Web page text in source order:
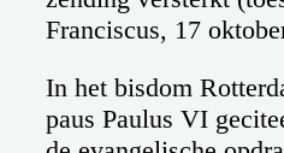
Franciscus, 17
In het bisdom
paus Paulus VI